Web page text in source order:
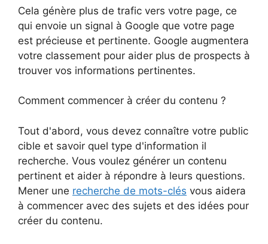
Cela génère plus de trafic vers votre page, ce
qui envoie un signal à Google que votre page
est précieuse et pertinente. Google augmentera
votre classement pour aider plus de prospects à
trouver vos informations pertinentes.
Comment commencer à créer du contenu ?
Tout d'abord, vous devez connaître votre public
cible et savoir quel type d'information il
recherche. Vous voulez générer un contenu
pertinent et aider à répondre à leurs questions.
Mener une recherche de mots-clés vous aidera
à commencer avec des sujets et des idées pour
créer du contenu.